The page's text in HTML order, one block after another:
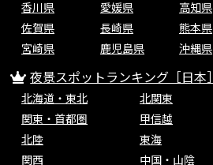
香川県
愛媛県 高知県
佐賀県
長崎県 熊本県
宮崎県
鹿児島県 沖縄県
夜景スポットランキング［日本］
北海道・東北
北関東
関東・首都圏
甲信越
北陸
東海
関西
中国・山陰